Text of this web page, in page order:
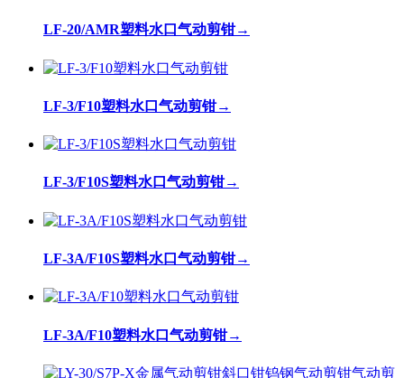
LF-20/AMR塑料水口气动剪钳→
LF-3/F10塑料水口气动剪钳→
LF-3/F10S塑料水口气动剪钳→
LF-3A/F10S塑料水口气动剪钳→
LF-3A/F10塑料水口气动剪钳→